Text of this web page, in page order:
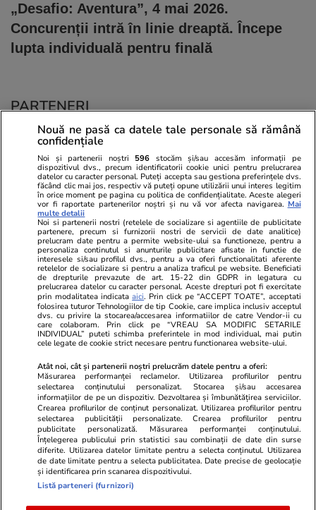
„Desafio: Aventura”, 4 mai 2026.
Concurenții intră în linie dreaptă. Începe
lupta individuală pentru finală
PARTENERI
Viva.ro
"Nici acum nu îi știu bine. Nu îi știu familia".
A tăcut luni întregi, dar acum Gina Matache a
spus adevărul despre relația cu ginerele ei,
Radu Siffr...
Unica.ro
Nu și ei! S-au
căsnicie! Cei doi
secret. Nimeni
motiv al
© 2026 Ringier Romania. Toate drepturile rezervate
Actualizare preferințe cookies
Nouă ne pasă ca datele tale personale să rămână
confidențiale
Noi și partenerii noștri 596 stocăm și/sau accesăm informații pe
dispozitivul dvs., precum identificatorii cookie unici pentru prelucrarea
datelor cu caracter personal. Puteți accepta sau gestiona preferințele dvs.
făcând clic mai jos, respectiv vă puteți opune utilizării unui interes legitim
în orice moment pe pagina cu politica de confidențialitate. Aceste alegeri
vor fi raportate partenerilor noștri și nu vă vor afecta navigarea. Mai
multe detalii
Noi si partenerii nostri (retelele de socializare si agentiile de publicitate
partenere, precum si furnizorii nostri de servicii de date analitice)
prelucram date pentru a permite website-ului sa functioneze, pentru a
personaliza continutul si anunturile publicitare afisate in functie de
interesele si/sau profilul dvs., pentru a va oferi functionalitati aferente
retelelor de socializare si pentru a analiza traficul pe website. Beneficiati
de drepturile prevazute de art. 15-22 din GDPR in legatura cu
prelucrarea datelor cu caracter personal. Aceste drepturi pot fi exercitate
prin modalitatea indicataaici. Prin click pe “ACCEPT TOATE”, acceptati
folosirea tuturor Tehnologiilor de tip Cookie, care implica inclusiv acceptul
dvs. cu privire la stocarea/accesarea informatiilor de catre Vendor-ii cu
care colaboram. Prin click pe “VREAU SA MODIFIC SETARILE
INDIVIDUAL” puteti schimba preferintele in mod individual, mai putin
cele legate de cookie strict necesare pentru functionarea website-ului.
Atât noi, cât și partenerii noștri prelucrăm datele pentru a oferi:
Măsurarea performanței reclamelor. Utilizarea profilurilor pentru
selectarea conținutului personalizat. Stocarea și/sau accesarea
informațiilor de pe un dispozitiv. Dezvoltarea și îmbunătățirea serviciilor.
Crearea profilurilor de conținut personalizat. Utilizarea profilurilor pentru
selectarea publicității personalizate. Crearea profilurilor pentru
publicitate personalizată. Măsurarea performanței conținutului.
Înțelegerea publicului prin statistici sau combinații de date din surse
diferite. Utilizarea datelor limitate pentru a selecta conținutul. Utilizarea
de date limitate pentru a selecta publicitatea. Date precise de geolocație
și identificarea prin scanarea dispozitivului.
Listă parteneri (furnizori)